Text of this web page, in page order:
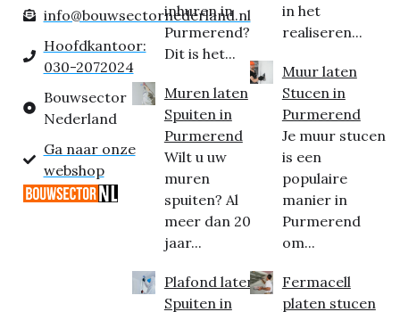
info@bouwsectornederland.nl
Hoofdkantoor:
030-2072024
Bouwsector
Nederland
Ga naar onze
webshop
inhuren in
Purmerend?
Dit is het...
Muren laten
Spuiten in
Purmerend
Wilt u uw
muren
spuiten? Al
meer dan 20
jaar...
Plafond laten
Spuiten in
in het
realiseren...
Muur laten
Stucen in
Purmerend
Je muur stucen
is een
populaire
manier in
Purmerend
om...
Fermacell
platen stucen